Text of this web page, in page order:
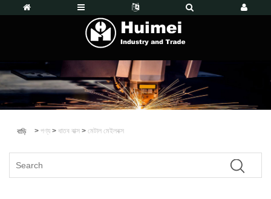
বাড়ি > পণ্য > ধাতব বাক্স > মেটাল মেইলবক্স